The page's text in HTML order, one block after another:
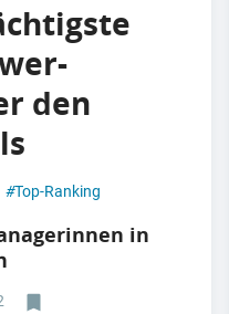
den
#Top-Ranking
in